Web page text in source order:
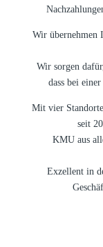
Wir übernehmen
Wir sorgen
dass bei
Mit vier
seit
KMU aus
Exzellent in